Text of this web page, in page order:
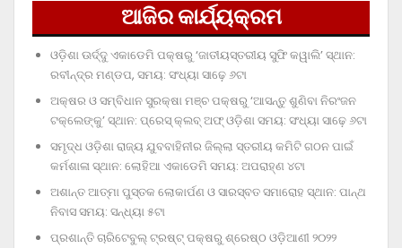
ଆଜିର କାର୍ଯ୍ୟକ୍ରମ
ଓଡ଼ିଶା ଊର୍ଦ୍ଦୁ ଏକାଡେମି ପକ୍ଷରୁ ‘ଜାତୀୟସ୍ତରୀୟ ସୁଫି କୱାଲି’ ସ୍ଥାନ:
ରବୀନ୍ଦ୍ର ମଣ୍ଡପ, ସମୟ: ସଂଧ୍ୟା ସାଢ଼େ ୬ଟା
ଅକ୍ଷର ଓ ସମ୍ବିଧାନ ସୁରକ୍ଷା ମଞ୍ଚ ପକ୍ଷରୁ ‘ଆସନ୍ତୁ ଶୁଣିବା ନିରଂଜନ
ଟକ୍‌ଲେଙ୍କୁ’ ସ୍ଥାନ: ପ୍ରେସ୍‌ କ୍ଲବ୍‌ ଅଫ୍‌ ଓଡ଼ିଶା ସମୟ: ସଂଧ୍ୟା ସାଢ଼େ ୬ଟା
ସମୃଦ୍ଧ ଓଡ଼ିଶା ରାଜ୍ୟ ଯୁବବାହିନୀର ଜିଲ୍ଲା ସ୍ତରୀୟ କମିଟି ଗଠନ ପାଇଁ
କର୍ମଶାଳା ସ୍ଥାନ: ଲୋହିଆ ଏକାଡେମି ସମୟ: ଅପରାହ୍‌ଣ ୪ଟା
ଅଶାନ୍ତ ଆତ୍ମା ପୁସ୍ତକ ଲୋକାର୍ପଣ ଓ ସାରସ୍ବତ ସମାରୋହ ସ୍ଥାନ: ପାନ୍ଥ
ନିବାସ ସମୟ: ସନ୍ଧ୍ୟା ୫ଟା
ପ୍ରଶାନ୍ତି ଚାରିଟେବୁଲ୍‌ ଟ୍ରଷ୍ଟ୍‌ ପକ୍ଷରୁ ଶ୍ରେଷ୍ଠ ଓଡ଼ିଆଣୀ ୨୦୨୨